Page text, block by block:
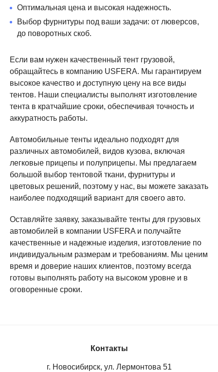
Оптимальная цена и высокая надежность.
Выбор фурнитуры под ваши задачи: от люверсов,
до поворотных скоб.
Если вам нужен качественный тент грузовой,
обращайтесь в компанию USFERA. Мы гарантируем
высокое качество и доступную цену на все виды
тентов. Наши специалисты выполнят изготовление
тента в кратчайшие сроки, обеспечивая точность и
аккуратность работы.
Автомобильные тенты идеально подходят для
различных автомобилей, видов кузова, включая
легковые прицепы и полуприцепы. Мы предлагаем
большой выбор тентовой ткани, фурнитуры и
цветовых решений, поэтому у нас, вы можете заказать
наиболее подходящий вариант для своего авто.
Оставляйте заявку, заказывайте тенты для грузовых
автомобилей в компании USFERA и получайте
качественные и надежные изделия, изготовление по
индивидуальным размерам и требованиям. Мы ценим
время и доверие наших клиентов, поэтому всегда
готовы выполнять работу на высоком уровне и в
оговоренные сроки.
Контакты
г. Новосибирск, ул. Лермонтова 51